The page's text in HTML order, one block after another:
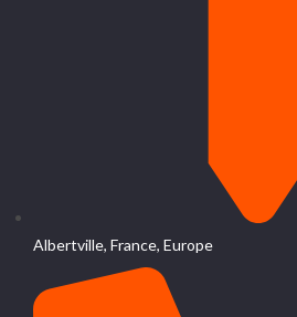
Albertville, France, Europe